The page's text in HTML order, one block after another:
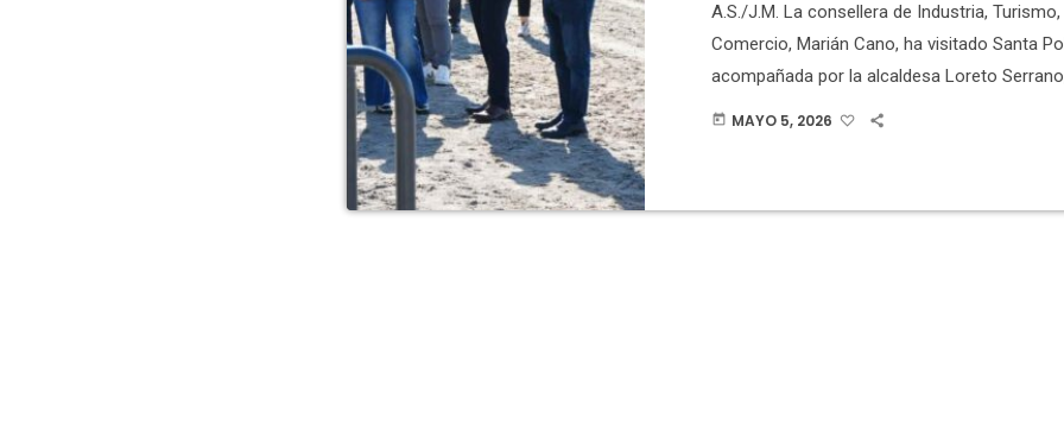
A.S./J.M. La consellera de Industria,
Comercio, Marián Cano, ha visitado Santa
acompañada por la alcaldesa Loreto
autonómico de Turismo, José Manuel
today MAYO 5, 2026